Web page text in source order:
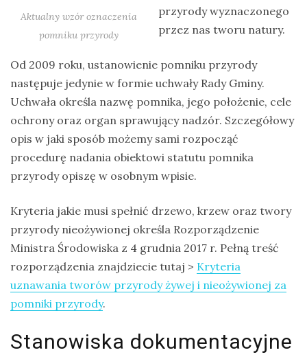
Aktualny wzór oznaczenia
pomniku przyrody
przyrody wyznaczonego
przez nas tworu natury.
Od 2009 roku, ustanowienie pomniku przyrody
następuje jedynie w formie uchwały Rady Gminy.
Uchwała określa nazwę pomnika, jego położenie, cele
ochrony oraz organ sprawujący nadzór. Szczegółowy
opis w jaki sposób możemy sami rozpocząć
procedurę nadania obiektowi statutu pomnika
przyrody opiszę w osobnym wpisie.
Kryteria jakie musi spełnić drzewo, krzew oraz twory
przyrody nieożywionej określa Rozporządzenie
Ministra Środowiska z 4 grudnia 2017 r. Pełną treść
rozporządzenia znajdziecie tutaj > Kryteria
uznawania tworów przyrody żywej i nieożywionej za
pomniki przyrody.
Stanowiska dokumentacyjne